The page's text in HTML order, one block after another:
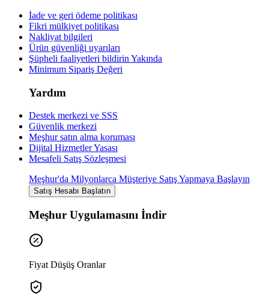
İade ve geri ödeme politikası
Fikri mülkiyet politikası
Nakliyat bilgileri
Ürün güvenliği uyarıları
Şüpheli faaliyetleri bildirin Yakında
Minimum Sipariş Değeri
Yardım
Destek merkezi ve SSS
Güvenlik merkezi
Meşhur satın alma koruması
Dijital Hizmetler Yasası
Mesafeli Satış Sözleşmesi
Meşhur'da Milyonlarca Müşteriye Satış Yapmaya Başlayın
Satış Hesabı Başlatın
Meşhur Uygulamasını İndir
Fiyat Düşüş Oranlar